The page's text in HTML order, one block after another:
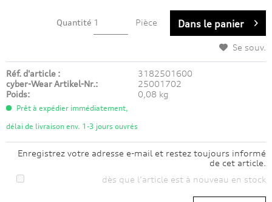
Quantité Pièce Dans le panier
Se souv.
Réf. d'article :
3182501600
cyber-Wear Artikel-Nr.:
25001702
Poids:
0,08 kg
Prêt à expédier immédiatement,
délai de livraison env. 1-3 jours ouvrés
Enregistrez votre adresse e-mail et restez toujours informé
de cet article.
dès que l’article est à nouveau en stock